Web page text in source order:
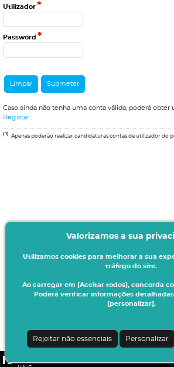
Utilizador*
Password *
Caso ainda não tenha uma conta válida, poderá obter
Registar
(1) Apenas poderão realizar candidaturas contas de utilizador do
Valorizamos a sua
Utilizamos cookies para melhorar a sua
tráfego do site.
Ao carregar em [Aceitar todos], concorda
Poderá verificar informações
[personalizar].
Rejeitar não essenciais Personalizar